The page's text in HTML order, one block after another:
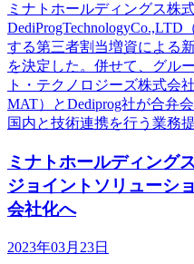
ミナトホールディングス株
する第三者割当増資による
を決定した。併せて、グル
ト・テクノロジーズ株式会
MAT）とDediprog社が合弁
国内と技術連携を行う業務
ミナトホールディング
ジョイントソリューシ
会社化へ
2023年03月23日